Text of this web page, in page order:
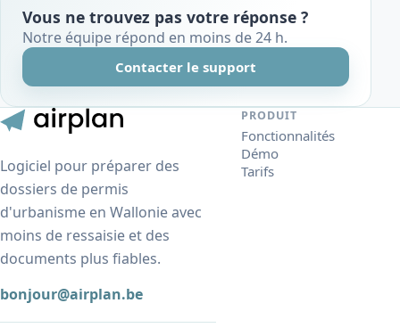
Vous ne trouvez pas votre réponse ?
Notre équipe répond en moins de 24 h.
Contacter le support
Logiciel pour préparer des
dossiers de permis
d'urbanisme en Wallonie avec
moins de ressaisie et des
documents plus fiables.
bonjour@airplan.be
PRODUIT
Fonctionnalités
Démo
Tarifs